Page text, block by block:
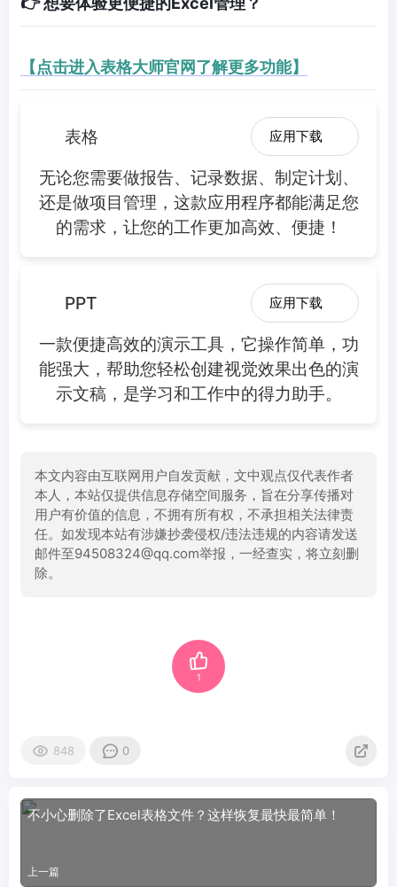
【点击进入表格大师官网了解更多功能】
表格 应用下载
无论您需要做报告、记录数据、制定计划、
还是做项目管理，这款应用程序都能满足您
的需求，让您的工作更加高效、便捷！
PPT 应用下载
一款便捷高效的演示工具，它操作简单，功
能强大，帮助您轻松创建视觉效果出色的演
示文稿，是学习和工作中的得力助手。
本文内容由互联网用户自发贡献，文中观点仅代表作者
本人，本站仅提供信息存储空间服务，旨在分享传播对
用户有价值的信息，不拥有所有权，不承担相关法律责
任。如发现本站有涉嫌抄袭侵权/违法违规的内容请发送
邮件至94508324@qq.com举报，一经查实，将立刻删
除。
1
848 0
不小心删除了Excel表格文件？这样恢复最快最简单！
上一篇